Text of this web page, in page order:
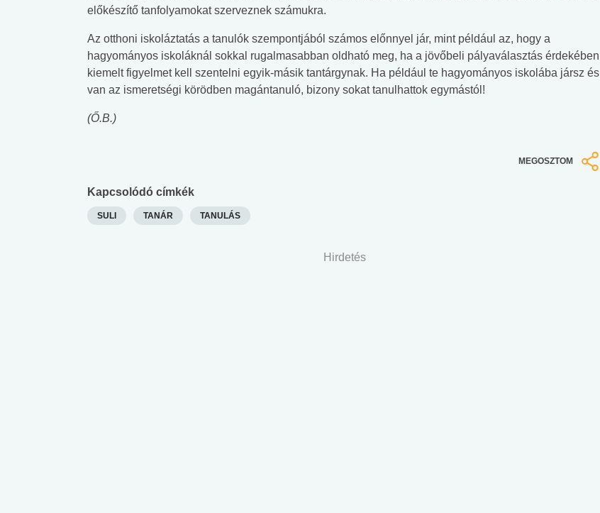
előkészítő tanfolyamokat szerveznek számukra.
Az otthoni iskoláztatás a tanulók szempontjából számos előnnyel jár, mint például az, hogy a
hagyományos iskoláknál sokkal rugalmasabban oldható meg, ha a jövőbeli pályaválasztás érdekében
kiemelt figyelmet kell szentelni egyik-másik tantárgynak. Ha például te hagyományos iskolába jársz és
van az ismeretségi körödben magántanuló, bizony sokat tanulhattok egymástól!
(Ő.B.)
MEGOSZTOM
Kapcsolódó címkék
SULI TANÁR TANULÁS
Hirdetés